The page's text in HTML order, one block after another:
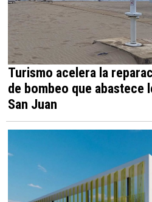
Turismo acelera la
de bombeo que abastece
San Juan